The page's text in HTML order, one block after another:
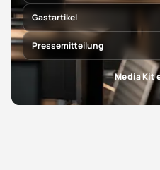
Gastartikel
Pressemitteilung
Media Kit